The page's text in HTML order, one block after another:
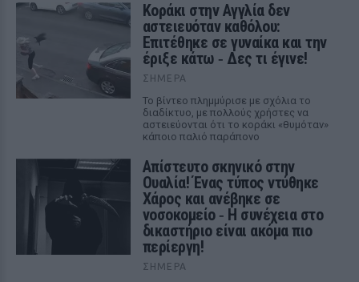
Kοράκι στην Αγγλία δεν
αστειευόταν καθόλου:
Επιτέθηκε σε γυναίκα και την
έριξε κάτω ‑ Δες τι έγινε!
ΣΉΜΕΡΑ
Το βίντεο πλημμύρισε με σχόλια το
διαδίκτυο, με πολλούς χρήστες να
αστειεύονται ότι το κοράκι «θυμόταν»
κάποιο παλιό παράπονο
Απίστευτο σκηνικό στην
Ουαλία! Ένας τύπος ντύθηκε
Χάρος και ανέβηκε σε
νοσοκομείο ‑ H συνέχεια στο
δικαστήριο είναι ακόμα πιο
περίεργη!
ΣΉΜΕΡΑ